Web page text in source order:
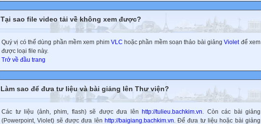
Tại sao file video tải về không xem được?
Quý vị có thể dùng phần mềm xem phim VLC hoặc phần mềm soạn thảo bài giảngVioletđể xem
được loại file này.
Trở về đầu trang
Làm sao để đưa tư liệu và bài giảng lên Thư viện?
Các tư liệu (ảnh, phim, flash) sẽ được đưa lên http://tulieu.bachkim.vn. Còn các bài giảng
(Powerpoint, Violet) sẽ được đưa lên http://baigiang.bachkim.vn. Để đưa tư liệu hoặc bài giảng